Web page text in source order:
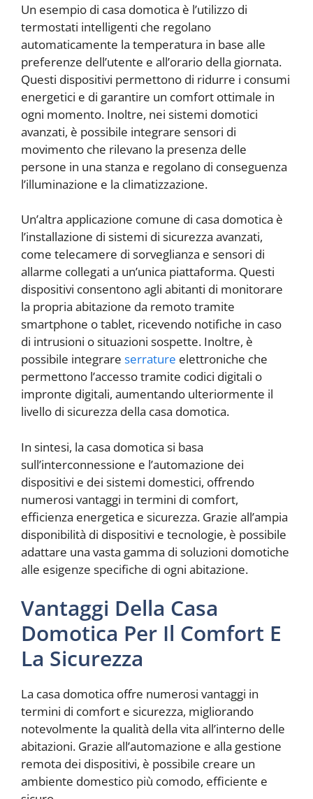
Un esempio di casa domotica è l’utilizzo di
termostati intelligenti che regolano
automaticamente la temperatura in base alle
preferenze dell’utente e all’orario della giornata.
Questi dispositivi permettono di ridurre i consumi
energetici e di garantire un comfort ottimale in
ogni momento. Inoltre, nei sistemi domotici
avanzati, è possibile integrare sensori di
movimento che rilevano la presenza delle
persone in una stanza e regolano di conseguenza
l’illuminazione e la climatizzazione.
Un’altra applicazione comune di casa domotica è
l’installazione di sistemi di sicurezza avanzati,
come telecamere di sorveglianza e sensori di
allarme collegati a un’unica piattaforma. Questi
dispositivi consentono agli abitanti di monitorare
la propria abitazione da remoto tramite
smartphone o tablet, ricevendo notifiche in caso
di intrusioni o situazioni sospette. Inoltre, è
possibile integrare serrature elettroniche che
permettono l’accesso tramite codici digitali o
impronte digitali, aumentando ulteriormente il
livello di sicurezza della casa domotica.
In sintesi, la casa domotica si basa
sull’interconnessione e l’automazione dei
dispositivi e dei sistemi domestici, offrendo
numerosi vantaggi in termini di comfort,
efficienza energetica e sicurezza. Grazie all’ampia
disponibilità di dispositivi e tecnologie, è possibile
adattare una vasta gamma di soluzioni domotiche
alle esigenze specifiche di ogni abitazione.
Vantaggi Della Casa
Domotica Per Il Comfort E
La Sicurezza
La casa domotica offre numerosi vantaggi in
termini di comfort e sicurezza, migliorando
notevolmente la qualità della vita all’interno delle
abitazioni. Grazie all’automazione e alla gestione
remota dei dispositivi, è possibile creare un
ambiente domestico più comodo, efficiente e